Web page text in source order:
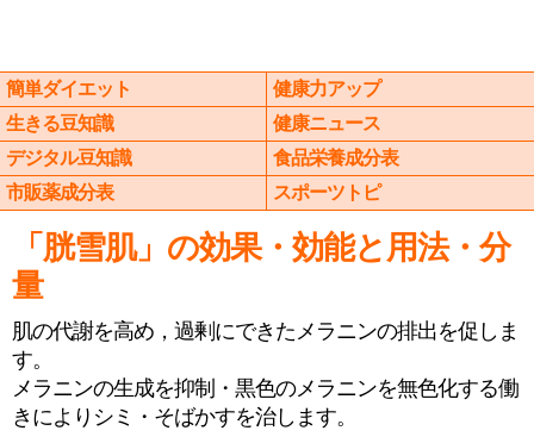
簡単ダイエット
健康力アップ
生きる豆知識
健康ニュース
デジタル豆知識
食品栄養成分表
市販薬成分表
スポーツトピ
「胱雪肌」の効果・効能と用法・分
量
肌の代謝を高め，過剰にできたメラニンの排出を促しま
す。
メラニンの生成を抑制・黒色のメラニンを無色化する働
きによりシミ・そばかすを治します。